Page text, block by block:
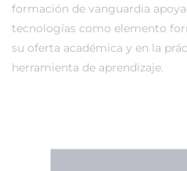
formación de vanguardia
tecnologías como elemento
su oferta académica y en la
herramienta de aprendizaje.